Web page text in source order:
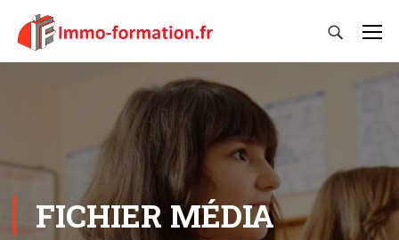
FICHIER MÉDIA